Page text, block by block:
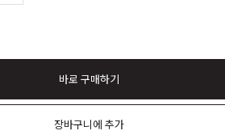
바로 구매하기
장바구니에 추가